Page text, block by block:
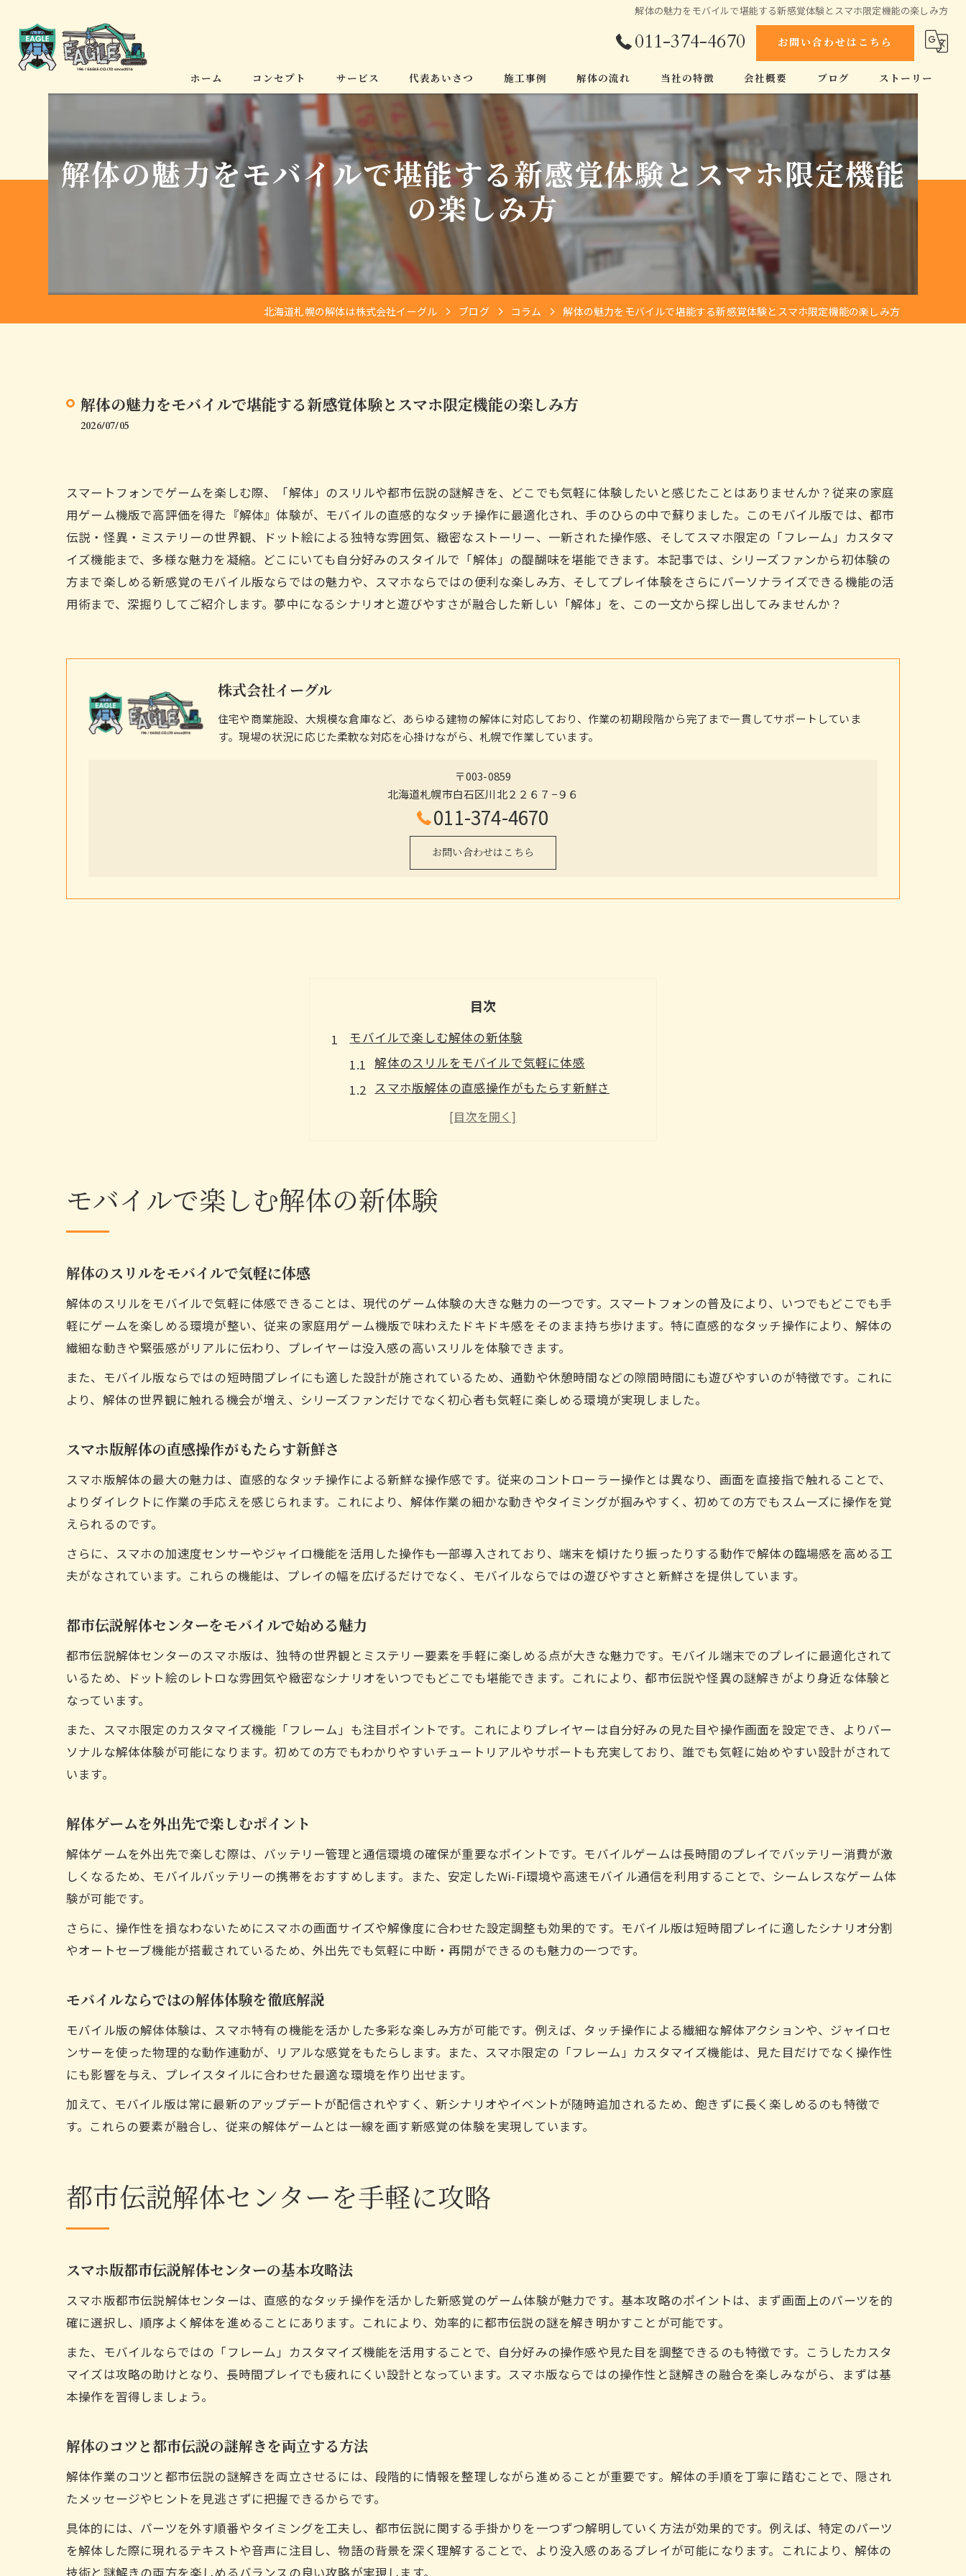
解体の魅力をモバイルで堪能する新感覚体験とスマホ限定機能の楽しみ方
011-374-4670 お問い合わせはこちら
ホーム コンセプト サービス 代表あいさつ 施工事例 解体の流れ 当社の特徴
スケルトン工事
原状回復
伐採
会社概要 ブログ
コラム
ストーリー
解体の魅力をモバイルで堪能する新感覚体験とスマホ限定機能
の楽しみ方
北海道札幌の解体は株式会社イーグル ブログ コラム 解体の魅力をモバイルで堪能する新感覚体験とスマホ限定機能の楽しみ方
解体の魅力をモバイルで堪能する新感覚体験とスマホ限定機能の楽しみ方
2026/07/05
スマートフォンでゲームを楽しむ際、「解体」のスリルや都市伝説の謎解きを、どこでも気軽に体験したいと感じたことはありませんか？従来の家庭
用ゲーム機版で高評価を得た『解体』体験が、モバイルの直感的なタッチ操作に最適化され、手のひらの中で蘇りました。このモバイル版では、都市
伝説・怪異・ミステリーの世界観、ドット絵による独特な雰囲気、緻密なストーリー、一新された操作感、そしてスマホ限定の「フレーム」カスタマ
イズ機能まで、多様な魅力を凝縮。どこにいても自分好みのスタイルで「解体」の醍醐味を堪能できます。本記事では、シリーズファンから初体験の
方まで楽しめる新感覚のモバイル版ならではの魅力や、スマホならではの便利な楽しみ方、そしてプレイ体験をさらにパーソナライズできる機能の活
用術まで、深掘りしてご紹介します。夢中になるシナリオと遊びやすさが融合した新しい「解体」を、この一文から探し出してみませんか？
株式会社イーグル
住宅や商業施設、大規模な倉庫など、あらゆる建物の解体に対応しており、作業の初期段階から完了まで一貫してサポートしていま
す。現場の状況に応じた柔軟な対応を心掛けながら、札幌で作業しています。
〒003-0859
北海道札幌市白石区川北２２６７−９６
011-374-4670
お問い合わせはこちら
目次
モバイルで楽しむ解体の新体験
解体のスリルをモバイルで気軽に体感
スマホ版解体の直感操作がもたらす新鮮さ
都市伝説解体センターをモバイルで始める魅力
都市伝説解体センターを手軽に攻略
スマホ版都市伝説解体センターの基本攻略法
スマホ容量を活かした解体センター活用術
スマホ版解体が広げるプレイの可能性
iOSやAndroidで体験する解体の新展開
直感タッチで堪能する解体の醍醐味
解体の魅力を活かすタッチアクションの工夫
スマホ版解体のカスタマイズ機能を徹底解説
解体の世界観をモバイルで再発見する魅力
モバイルで楽しむ解体の新体験
解体のスリルをモバイルで気軽に体感
解体のスリルをモバイルで気軽に体感できることは、現代のゲーム体験の大きな魅力の一つです。スマートフォンの普及により、いつでもどこでも手
軽にゲームを楽しめる環境が整い、従来の家庭用ゲーム機版で味わえたドキドキ感をそのまま持ち歩けます。特に直感的なタッチ操作により、解体の
繊細な動きや緊張感がリアルに伝わり、プレイヤーは没入感の高いスリルを体験できます。
また、モバイル版ならではの短時間プレイにも適した設計が施されているため、通勤や休憩時間などの隙間時間にも遊びやすいのが特徴です。これに
より、解体の世界観に触れる機会が増え、シリーズファンだけでなく初心者も気軽に楽しめる環境が実現しました。
スマホ版解体の直感操作がもたらす新鮮さ
スマホ版解体の最大の魅力は、直感的なタッチ操作による新鮮な操作感です。従来のコントローラー操作とは異なり、画面を直接指で触れることで、
よりダイレクトに作業の手応えを感じられます。これにより、解体作業の細かな動きやタイミングが掴みやすく、初めての方でもスムーズに操作を覚
えられるのです。
さらに、スマホの加速度センサーやジャイロ機能を活用した操作も一部導入されており、端末を傾けたり振ったりする動作で解体の臨場感を高める工
夫がなされています。これらの機能は、プレイの幅を広げるだけでなく、モバイルならではの遊びやすさと新鮮さを提供しています。
都市伝説解体センターをモバイルで始める魅力
都市伝説解体センターのスマホ版は、独特の世界観とミステリー要素を手軽に楽しめる点が大きな魅力です。モバイル端末でのプレイに最適化されて
いるため、ドット絵のレトロな雰囲気や緻密なシナリオをいつでもどこでも堪能できます。これにより、都市伝説や怪異の謎解きがより身近な体験と
なっています。
また、スマホ限定のカスタマイズ機能「フレーム」も注目ポイントです。これによりプレイヤーは自分好みの見た目や操作画面を設定でき、よりパー
ソナルな解体体験が可能になります。初めての方でもわかりやすいチュートリアルやサポートも充実しており、誰でも気軽に始めやすい設計がされて
います。
解体ゲームを外出先で楽しむポイント
解体ゲームを外出先で楽しむ際は、バッテリー管理と通信環境の確保が重要なポイントです。モバイルゲームは長時間のプレイでバッテリー消費が激
しくなるため、モバイルバッテリーの携帯をおすすめします。また、安定したWi-Fi環境や高速モバイル通信を利用することで、シームレスなゲーム体
験が可能です。
さらに、操作性を損なわないためにスマホの画面サイズや解像度に合わせた設定調整も効果的です。モバイル版は短時間プレイに適したシナリオ分割
やオートセーブ機能が搭載されているため、外出先でも気軽に中断・再開ができるのも魅力の一つです。
モバイルならではの解体体験を徹底解説
モバイル版の解体体験は、スマホ特有の機能を活かした多彩な楽しみ方が可能です。例えば、タッチ操作による繊細な解体アクションや、ジャイロセ
ンサーを使った物理的な動作連動が、リアルな感覚をもたらします。また、スマホ限定の「フレーム」カスタマイズ機能は、見た目だけでなく操作性
にも影響を与え、プレイスタイルに合わせた最適な環境を作り出せます。
加えて、モバイル版は常に最新のアップデートが配信されやすく、新シナリオやイベントが随時追加されるため、飽きずに長く楽しめるのも特徴で
す。これらの要素が融合し、従来の解体ゲームとは一線を画す新感覚の体験を実現しています。
都市伝説解体センターを手軽に攻略
スマホ版都市伝説解体センターの基本攻略法
スマホ版都市伝説解体センターは、直感的なタッチ操作を活かした新感覚のゲーム体験が魅力です。基本攻略のポイントは、まず画面上のパーツを的
確に選択し、順序よく解体を進めることにあります。これにより、効率的に都市伝説の謎を解き明かすことが可能です。
また、モバイルならではの「フレーム」カスタマイズ機能を活用することで、自分好みの操作感や見た目を調整できるのも特徴です。こうしたカスタ
マイズは攻略の助けとなり、長時間プレイでも疲れにくい設計となっています。スマホ版ならではの操作性と謎解きの融合を楽しみながら、まずは基
本操作を習得しましょう。
解体のコツと都市伝説の謎解きを両立する方法
解体作業のコツと都市伝説の謎解きを両立させるには、段階的に情報を整理しながら進めることが重要です。解体の手順を丁寧に踏むことで、隠され
たメッセージやヒントを見逃さずに把握できるからです。
具体的には、パーツを外す順番やタイミングを工夫し、都市伝説に関する手掛かりを一つずつ解明していく方法が効果的です。例えば、特定のパーツ
を解体した際に現れるテキストや音声に注目し、物語の背景を深く理解することで、より没入感のあるプレイが可能になります。これにより、解体の
技術と謎解きの両方を楽しめるバランスの良い攻略が実現します。